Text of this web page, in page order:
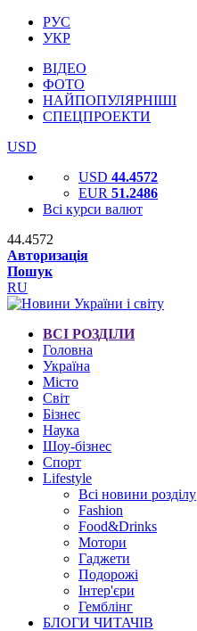
РУС
УКР
ВІДЕО
ФОТО
НАЙПОПУЛЯРНІШІ
СПЕЦПРОЕКТИ
USD
USD 44.4572
EUR 51.2486
Всі курси валют
44.4572
Авторизація
Пошук
RU
ВСІ РОЗДІЛИ
Головна
Україна
Місто
Світ
Бізнес
Наука
Шоу-бізнес
Спорт
Lifestyle
Всі новини розділу
Fashion
Food&Drinks
Мотори
Гаджети
Подорожі
Інтер'єри
Гемблінг
БЛОГИ ЧИТАЧІВ